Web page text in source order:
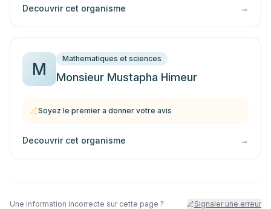
Decouvrir cet organisme →
M
Mathematiques et sciences
Monsieur Mustapha Himeur
Soyez le premier a donner votre avis
Decouvrir cet organisme →
Une information incorrecte sur cette page ? Signaler une erreur